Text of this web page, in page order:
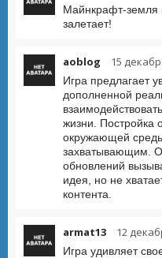
Майнкрафт-земля
залетает!
aoblog 15
Игра предлагает
дополненной
жизни. Постройка
окружающей
захватывающим.
обновлений
идея, но не
контента.
armat13 12
Игра удивляет